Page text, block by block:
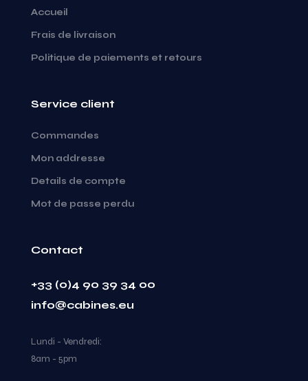
Accueil
Frais de livraison
Politique de paiements et retours
Service client
Commandes
Mon addresse
Details de compte
Mot de passe perdu
Contact
+33 (0)4 90 39 34 00
info@cabines.eu
Lundi - Vendredi:
8am - 5pm